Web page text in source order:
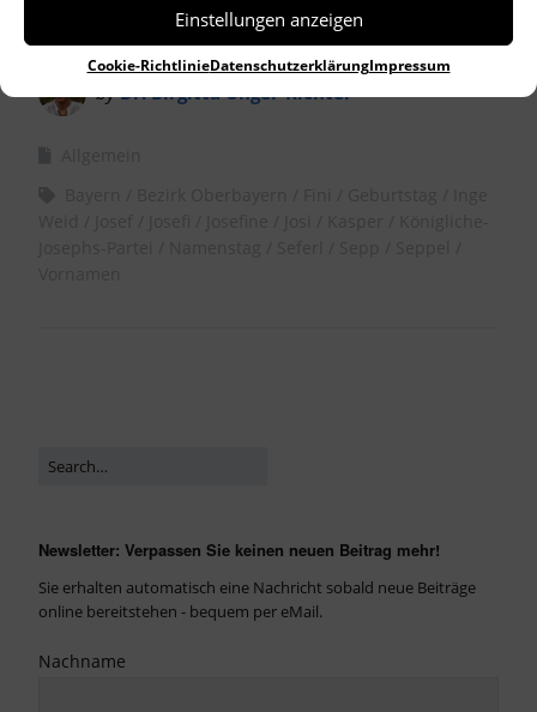
Einstellungen anzeigen
Cookie-RichtlinieDatenschutzerklärungImpressum
byDr. Birgitta Unger-Richter
Newsletter: Verpassen Sie keinen neuen Beitrag mehr!
Sie erhalten automatisch eine Nachricht sobald neue Beiträge
online bereitstehen - bequem per eMail.
Nachname